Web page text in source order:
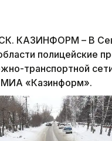
КАЗИНФОРМ – В
полицейские
транспортной
МИА «Казинформ».